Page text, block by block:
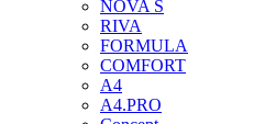
NOVA S
RIVA
FORMULA
COMFORT
A4
A4.PRO